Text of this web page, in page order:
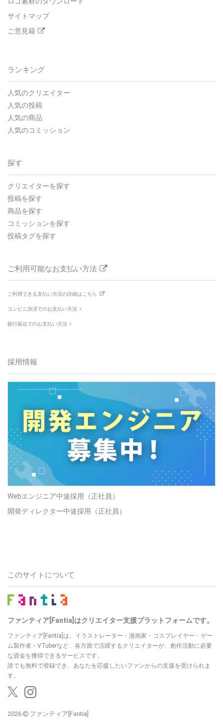
サイトマップ
ご意見箱
ランキング
人気のクリエイター
人気の投稿
人気の商品
人気のコミッション
探す
クリエイターを探す
投稿を探す
商品を探す
コミッションを探す
投稿タグを探す
ご利用可能なお支払い方法
ご利用できる支払い方法の詳細はこちら
コンビニ決済でのお支払い方法
銀行振込でのお支払い方法
採用情報
Webエンジニア中途採用（正社員）
開発ディレクター中途採用（正社員）
このサイトについて
ファンティア[Fantia]はクリエイター支援プラットフォームです。
ファンティア[Fantia]は、イラストレーター・漫画家・コスプレイヤー・ゲー
ム製作者・VTuberなど、各方面で活躍するクリエイターが、創作活動に必要
な資金を獲得できるサービスです。
誰でも無料で登録でき、あなたを応援したいファンからの支援を受けられま
す。
2026 ファンティア[Fantia]